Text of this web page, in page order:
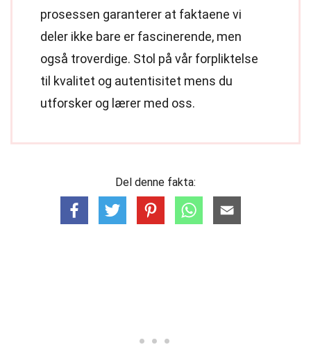
prosessen garanterer at faktaene vi
deler ikke bare er fascinerende, men
også troverdige. Stol på vår forpliktelse
til kvalitet og autentisitet mens du
utforsker og lærer med oss.
Del denne fakta: